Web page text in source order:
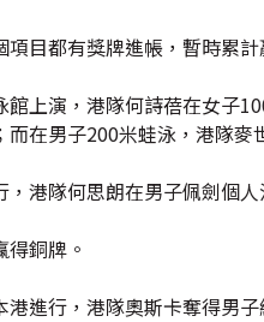
目都有獎牌進帳，暫時累計
上演，港隊何詩蓓在女子
在男子200米蛙泳，港隊
港隊何思朗在男子佩劍個
銅牌。
進行，港隊奧斯卡奪得男子